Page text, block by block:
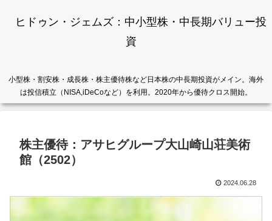
ヒドゥン・ジェムズ：中小型株・中長期バリュー投
資
小型株・割安株・成長株・株主優待株など日本株の中長期投資がメイン。海外
は投信積立（NISA,iDeCoなど）を利用。2020年から優待クロス開始。
株主優待：アサヒグループ大山崎山荘美術
館（2502）
2024.06.28